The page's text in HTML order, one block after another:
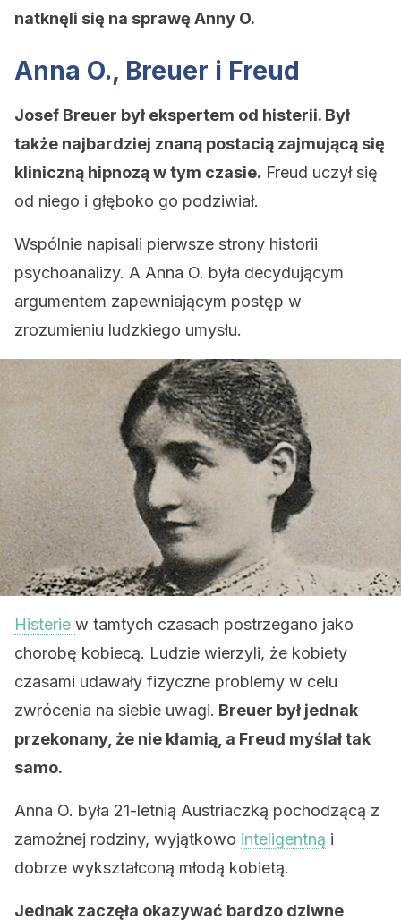
natknęli się na sprawę Anny O.
Anna O., Breuer i Freud
Josef Breuer był ekspertem od histerii. Był
także najbardziej znaną postacią zajmującą się
kliniczną hipnozą w tym czasie. Freud uczył się
od niego i głęboko go podziwiał.
Wspólnie napisali pierwsze strony historii
psychoanalizy. A Anna O. była decydującym
argumentem zapewniającym postęp w
zrozumieniu ludzkiego umysłu.
Histerie w tamtych czasach postrzegano jako
chorobę kobiecą. Ludzie wierzyli, że kobiety
czasami udawały fizyczne problemy w celu
zwrócenia na siebie uwagi. Breuer był jednak
przekonany, że nie kłamią, a Freud myślał tak
samo.
Anna O. była 21-letnią Austriaczką pochodzącą z
zamożnej rodziny, wyjątkowo inteligentną i
dobrze wykształconą młodą kobietą.
Jednak zaczęła okazywać bardzo dziwne